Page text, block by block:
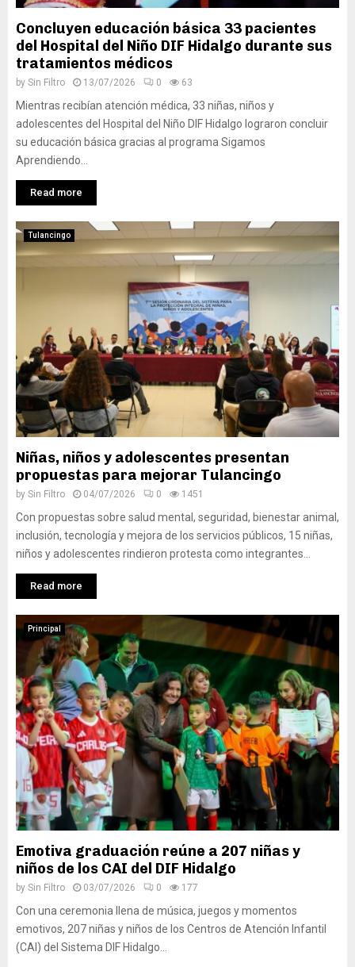
Concluyen educación básica 33 pacientes
del Hospital del Niño DIF Hidalgo durante sus
tratamientos médicos
by Sin Filtro 13/07/2026 0 63
Mientras recibían atención médica, 33 niñas, niños y
adolescentes del Hospital del Niño DIF Hidalgo lograron concluir
su educación básica gracias al programa Sigamos
Aprendiendo...
Read more
Tulancingo
Niñas, niños y adolescentes presentan
propuestas para mejorar Tulancingo
by Sin Filtro 04/07/2026 0 1451
Con propuestas sobre salud mental, seguridad, bienestar animal,
inclusión, tecnología y mejora de los servicios públicos, 15 niñas,
niños y adolescentes rindieron protesta como integrantes...
Read more
Principal
Emotiva graduación reúne a 207 niñas y
niños de los CAI del DIF Hidalgo
by Sin Filtro 03/07/2026 0 177
Con una ceremonia llena de música, juegos y momentos
emotivos, 207 niñas y niños de los Centros de Atención Infantil
(CAI) del Sistema DIF Hidalgo...